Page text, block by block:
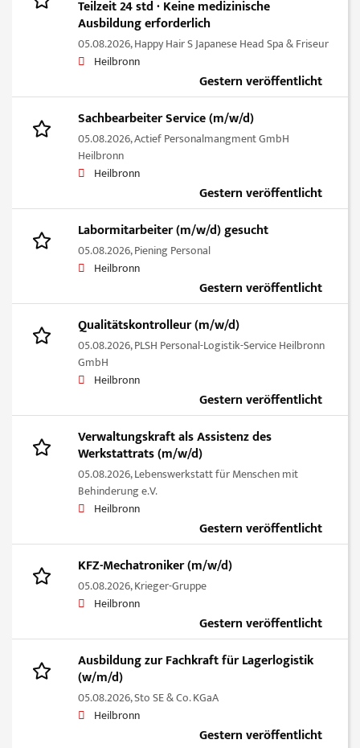
Teilzeit 24 std · Keine medizinische
Ausbildung erforderlich
05.08.2026,Happy Hair S Japanese Head Spa & Friseur
Heilbronn
Gestern veröffentlicht
Sachbearbeiter Service (m/w/d)
05.08.2026,Actief Personalmangment GmbH
Heilbronn
Heilbronn
Gestern veröffentlicht
Labormitarbeiter (m/w/d) gesucht
05.08.2026,Piening Personal
Heilbronn
Gestern veröffentlicht
Qualitätskontrolleur (m/w/d)
05.08.2026,PLSH Personal-Logistik-Service Heilbronn
GmbH
Heilbronn
Gestern veröffentlicht
Verwaltungskraft als Assistenz des
Werkstattrats (m/w/d)
05.08.2026,Lebenswerkstatt für Menschen mit
Behinderung e.V.
Heilbronn
Gestern veröffentlicht
KFZ-Mechatroniker (m/w/d)
05.08.2026,Krieger-Gruppe
Heilbronn
Gestern veröffentlicht
Ausbildung zur Fachkraft für Lagerlogistik
(w/m/d)
05.08.2026,Sto SE & Co. KGaA
Heilbronn
Gestern veröffentlicht